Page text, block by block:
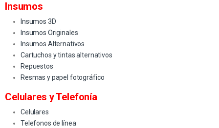
Insumos
Insumos 3D
Insumos Originales
Insumos Alternativos
Cartuchos y tintas alternativos
Repuestos
Resmas y papel fotográfico
Celulares y Telefonía
Celulares
Telefonos de línea